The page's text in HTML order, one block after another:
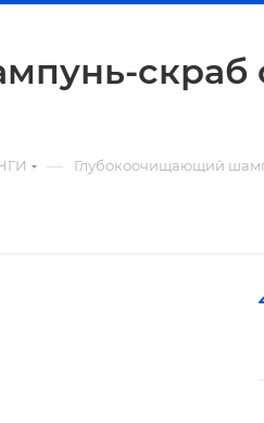
скраб
— Глубокоочищающий